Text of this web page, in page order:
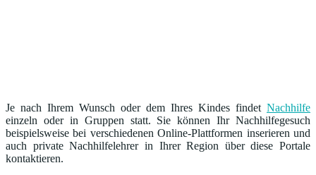
Je nach Ihrem Wunsch oder dem Ihres Kindes findet Nachhilfe
einzeln oder in Gruppen statt. Sie können Ihr Nachhilfegesuch
beispielsweise bei verschiedenen Online-Plattformen inserieren und
auch private Nachhilfelehrer in Ihrer Region über diese Portale
kontaktieren.